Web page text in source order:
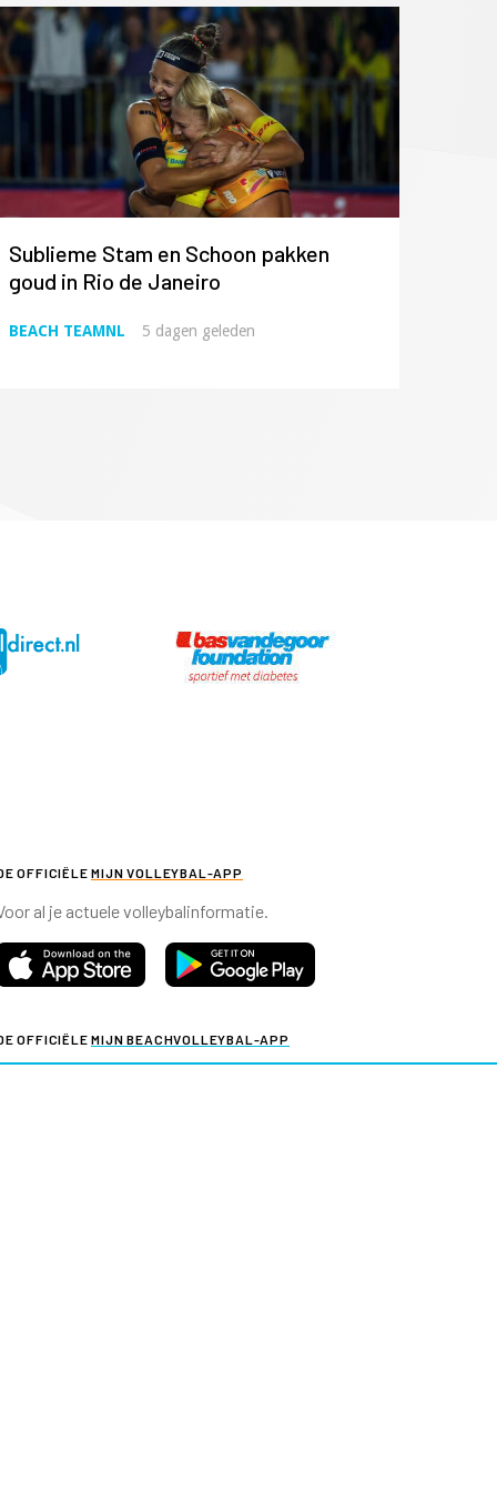
Sublieme Stam en Schoon pakken
goud in Rio de Janeiro
BEACH TEAMNL 5 dagen geleden
OFFICIËLEMIJN VOLLEYBAL-APP
al je actuele volleybalinformatie.
OFFICIËLEMIJN BEACHVOLLEYBAL-APP